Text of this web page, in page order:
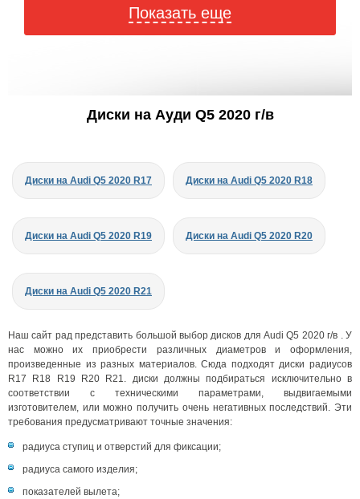
Показать еще
Диски на Ауди Q5 2020 г/в
Диски на Audi Q5 2020 R17 Диски на Audi Q5 2020 R18
Диски на Audi Q5 2020 R19 Диски на Audi Q5 2020 R20
Диски на Audi Q5 2020 R21
Наш сайт рад представить большой выбор дисков для Audi Q5 2020 г/в . У
нас можно их приобрести различных диаметров и оформления,
произведенные из разных материалов. Сюда подходят диски радиусов
R17 R18 R19 R20 R21. диски должны подбираться исключительно в
соответствии с техническими параметрами, выдвигаемыми
изготовителем, или можно получить очень негативных последствий. Эти
требования предусматривают точные значения:
радиуса ступиц и отверстий для фиксации;
радиуса самого изделия;
показателей вылета;